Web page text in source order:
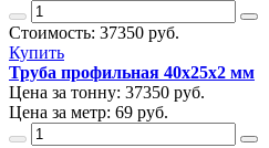
Стоимость: 37350 руб.
Купить
Труба профильная 40х25х2 мм
Цена за тонну: 37350 руб.
Цена за метр: 69 руб.